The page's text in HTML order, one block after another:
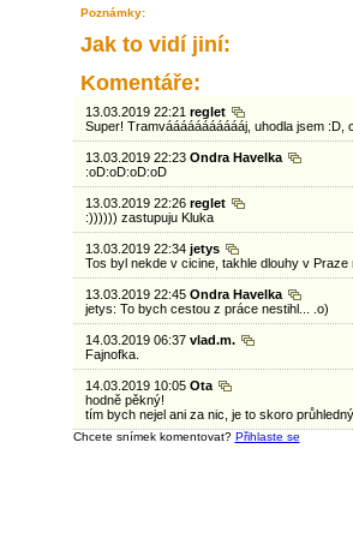
Poznámky:
Jak to vidí jiní:
Komentáře:
13.03.2019 22:21 reglet
Super! Tramváááááááááááj, uhodla jsem :D,
13.03.2019 22:23 Ondra Havelka
:oD:oD:oD:oD
13.03.2019 22:26 reglet
:)))))) zastupuju Kluka
13.03.2019 22:34 jetys
Tos byl nekde v cicine, takhle dlouhy v Praze
13.03.2019 22:45 Ondra Havelka
jetys: To bych cestou z práce nestihl... .o)
14.03.2019 06:37 vlad.m.
Fajnofka.
14.03.2019 10:05 Ota
hodně pěkný!
tím bych nejel ani za nic, je to skoro
Chcete snímek komentovat? Přihlaste se